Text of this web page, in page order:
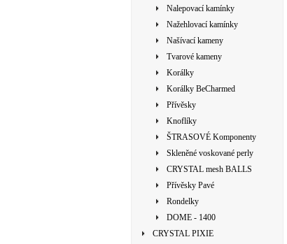
Nalepovací kamínky
Nažehlovací kamínky
Našívací kameny
Tvarové kameny
Korálky
Korálky BeCharmed
Přívěsky
Knoflíky
ŠTRASOVÉ Komponenty
Skleněné voskované perly
CRYSTAL mesh BALLS
Přívěsky Pavé
Rondelky
DOME - 1400
CRYSTAL PIXIE